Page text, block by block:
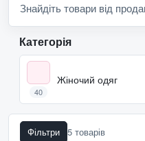
Знайдіть товари від
Категорія
Жіночий одяг
40
Фільтри 5 товарів